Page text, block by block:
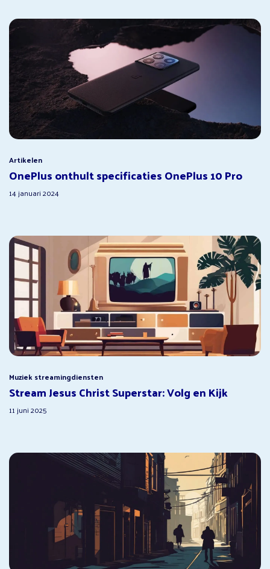
Artikelen
OnePlus onthult specificaties OnePlus 10 Pro
14 januari 2024
Muziek streamingdiensten
Stream Jesus Christ Superstar: Volg en Kijk
11 juni 2025